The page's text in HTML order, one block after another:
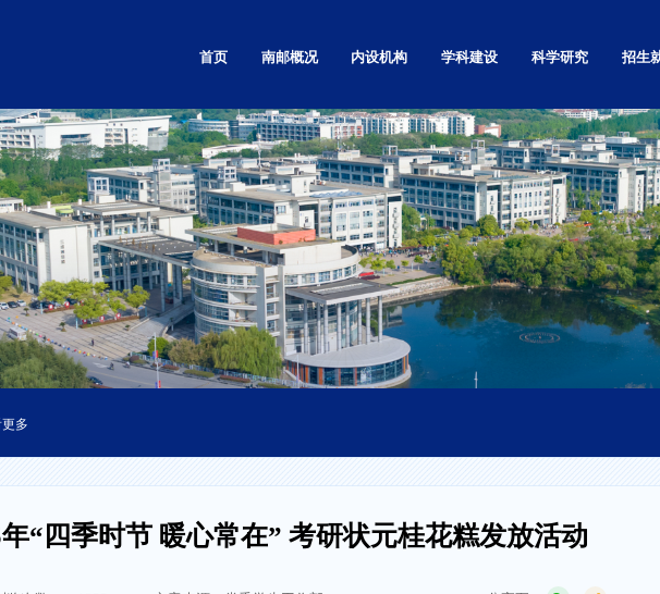
首页 南邮概况
学校章程
南邮精神
校标校训
南邮校史
南邮校歌
现任领导
视频展播
校园实景漫游
校园景色
校区地图
内设机构
教学机构
基层党的组织
科研机构
直属单位和其他
独立学院
学科建设 科学研究
社会科学研究
高等教育研究
科技基础条件平台
学术刊物
招生
研究生
留学生
继续教
就业信
多
“四季时节 暖心常在” 考研状元桂花糕发放活动